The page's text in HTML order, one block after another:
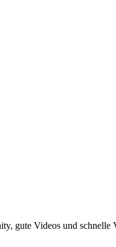
gute Videos und schnelle